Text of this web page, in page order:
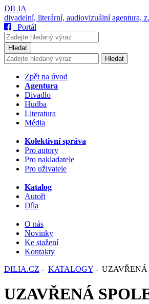
DILIA
divadelní, literární, audiovizuální agentura,
Portál
Hledat
Hledat
Zpět na úvod
Agentura
Divadlo
Hudba
Literatura
Média
Kolektivní správa
Pro autory
Pro nakladatele
Pro uživatele
Katalog
Autoři
Díla
O nás
Novinky
Ke stažení
Kontakty
DILIA.CZ - KATALOGY - UZAVŘENÁ
UZAVŘENÁ